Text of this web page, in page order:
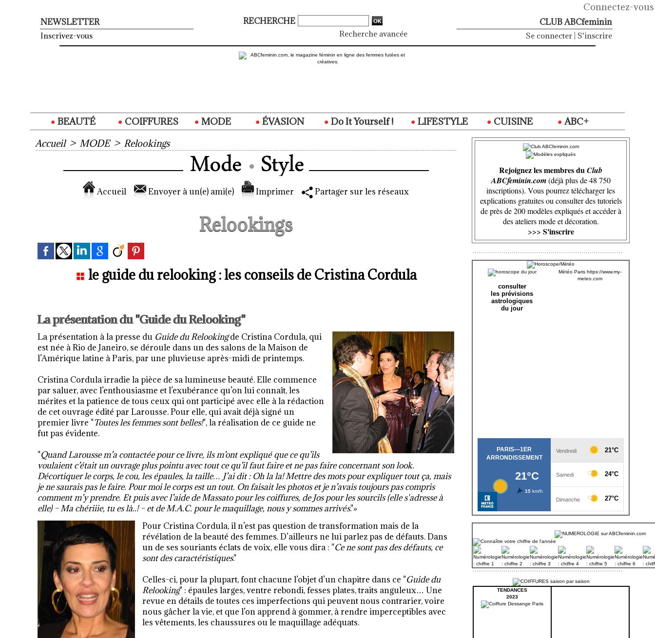
Connectez-vous
NEWSLETTER
Inscrivez-vous
RECHERCHE
Recherche avancée
CLUB ABCfeminin
Se connecter S'inscrire
BEAUTÉ COIFFURES MODE ÉVASION Do It Yourself ! LIFESTYLE CUISINE
ABC+
Accueil > MODE > Relookings
Accueil Envoyer à un(e) ami(e) Imprimer Partager sur les réseaux
Relookings
le guide du relooking : les conseils de Cristina Cordula
La présentation du "Guide du Relooking"
La présentation à la presse du Guide du Relookingde Cristina Cordula, qui
est née à Rio de Janeiro, se déroule dans un des salons de la Maison de
l’Amérique latine à Paris, par une pluvieuse après-midi de printemps.
Cristina Cordula irradie la pièce de sa lumineuse beauté. Elle commence
par saluer, avec l’enthousiasme et l’exubérance qu’on lui connaît, les
mérites et la patience de tous ceux qui ont participé avec elle à la rédaction
de cet ouvrage édité par Larousse. Pour elle, qui avait déjà signé un
premier livre "Toutes les femmes sont belles!", la réalisation de ce guide ne
fut pas évidente.
"Quand Larousse m’a contactée pour ce livre, ils m’ont expliqué que ce qu’ils
voulaient c’était un ouvrage plus pointu avec tout ce qu’il faut faire et ne pas faire concernant son look.
Décortiquer le corps, le cou, les épaules, la taille… J’ai dit : Oh la la! Mettre des mots pour expliquer tout ça, mais
je ne saurais pas le faire. Pour moi le corps est un tout. On faisait les photos et je n’avais toujours pas compris
comment m’y prendre. Et puis avec l’aide de Massato pour les coiffures, de Jos pour les sourcils (elle s'adresse à
elle) – Ma chériiie, tu es là..!–et de M.A.C. pour le maquillage, nous y sommes arrivés."»
Pour Cristina Cordula, il n’est pas question de transformation mais de la
révélation de la beauté des femmes. D’ailleurs ne lui parlez pas de défauts. Dans
un de ses souriants éclats de voix, elle vous dira : "Ce ne sont pas des défauts, ce
sont des caractéristiques."
Celles-ci, pour la plupart, font chacune l’objet d’un chapitre dans ce "Guide du
Relooking" : épaules larges, ventre rebondi, fesses plates, traits anguleux… Une
revue en détails de toutes ces imperfections qui peuvent nous contrarier, voire
nous gâcher la vie, et que l’on apprend à gommer, à rendre imperceptibles avec
les vêtements, les chaussures ou le maquillage adéquats.
Rejoignez les membres duClub
ABCfeminin.com(déjà plus de 48 750
inscriptions). Vous pourrez télécharger les
explications gratuites ou consulter des tutoriels
de près de 200 modèles expliqués et accéder à
des ateliers mode et décoration.
>>> S'inscrire
consulter
les prévisions
astrologiques
du jour
Météo Paris https://www.my-
meteo.com
TENDANCES
2023